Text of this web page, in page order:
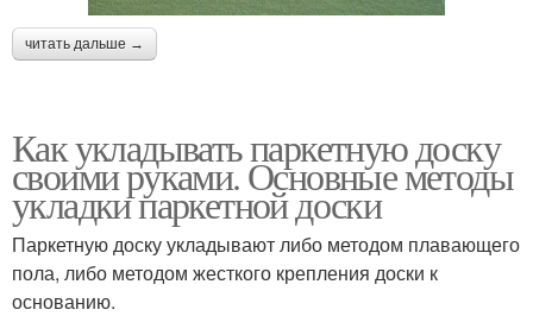
читать дальше →
Как укладывать паркетную доску
своими руками. Основные методы
укладки паркетной доски
Паркетную доску укладывают либо методом плавающего
пола, либо методом жесткого крепления доски к
основанию.